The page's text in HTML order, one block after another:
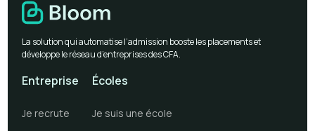
La solution qui automatise l’admission booste les placements et
développe le réseau d’entreprises des CFA.
Entreprise
Je recrute
Écoles
Je suis une école